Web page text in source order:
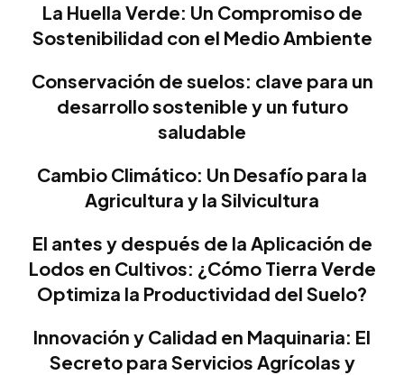
La Huella Verde: Un Compromiso de
Sostenibilidad con el Medio Ambiente
Conservación de suelos: clave para un
desarrollo sostenible y un futuro
saludable
Cambio Climático: Un Desafío para la
Agricultura y la Silvicultura
El antes y después de la Aplicación de
Lodos en Cultivos: ¿Cómo Tierra Verde
Optimiza la Productividad del Suelo?
Innovación y Calidad en Maquinaria: El
Secreto para Servicios Agrícolas y